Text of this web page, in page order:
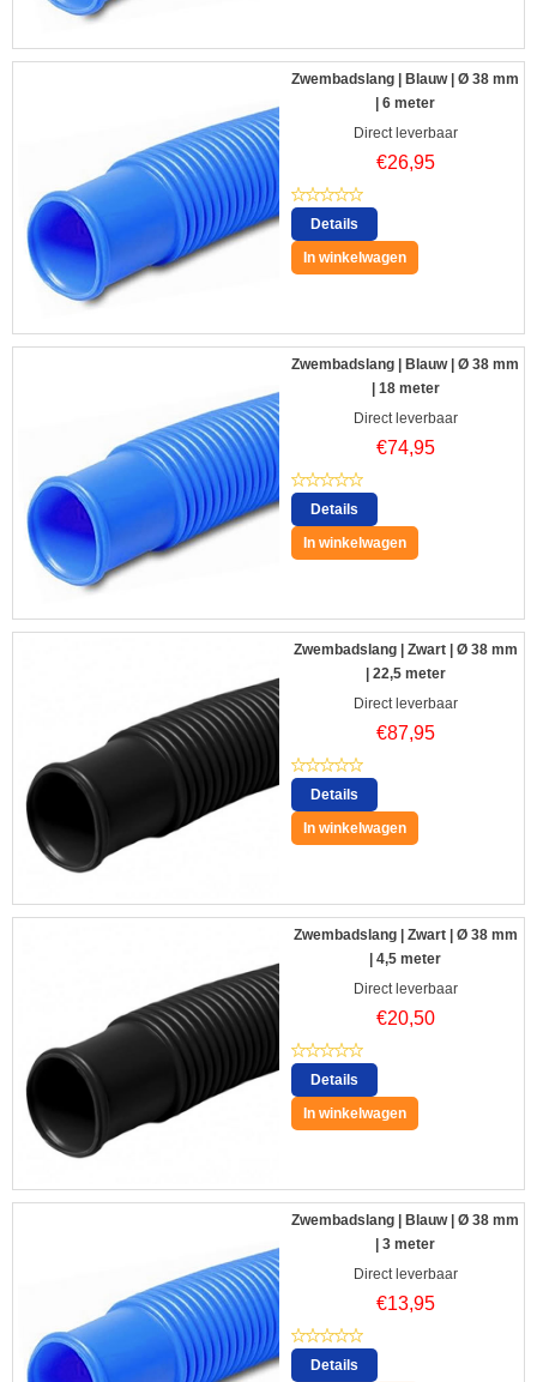
Zwembadslang | Blauw | Ø 38 mm
| 6 meter
Direct leverbaar
€26,95
Details
In winkelwagen
Zwembadslang | Blauw | Ø 38 mm
| 18 meter
Direct leverbaar
€74,95
Details
In winkelwagen
Zwembadslang | Zwart | Ø 38 mm
| 22,5 meter
Direct leverbaar
€87,95
Details
In winkelwagen
Zwembadslang | Zwart | Ø 38 mm
| 4,5 meter
Direct leverbaar
€20,50
Details
In winkelwagen
Zwembadslang | Blauw | Ø 38 mm
| 3 meter
Direct leverbaar
€13,95
Details